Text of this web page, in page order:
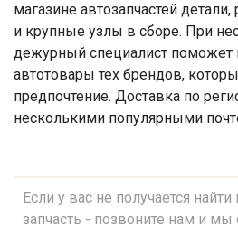
магазине автозапчастей
и крупные узлы в сборе. При
дежурный специалист поможет
автотовары тех брендов,
предпочтение. Доставка по
несколькими популярными
Если у вас не получается
запчасть - позвоните нам и